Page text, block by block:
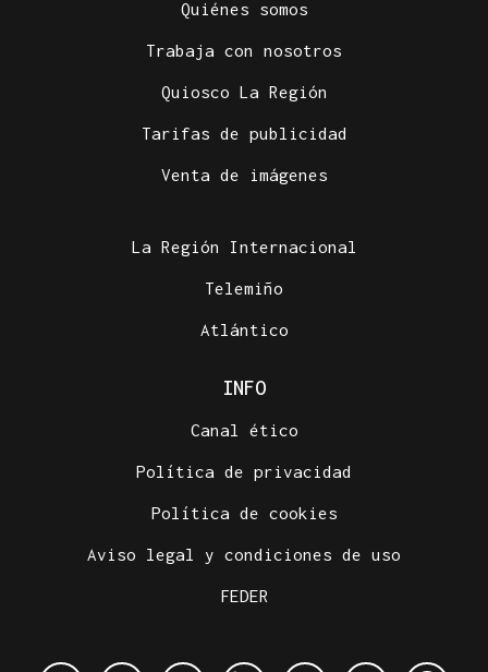
Quiénes somos
Trabaja con nosotros
Quiosco La Región
Tarifas de publicidad
Venta de imágenes
La Región Internacional
Telemiño
Atlántico
INFO
Canal ético
Política de privacidad
Política de cookies
Aviso legal y condiciones de uso
FEDER